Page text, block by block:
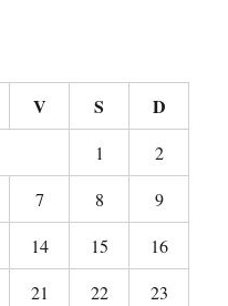
V S D
1
2
7 8
9
14 15
16
21 22
23